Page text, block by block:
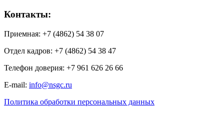
Контакты:
Приемная: +7 (4862) 54 38 07
Отдел кадров: +7 (4862) 54 38 47
Телефон доверия: +7 961 626 26 66
E-mail: info@nsgc.ru
Политика обработки персональных данных